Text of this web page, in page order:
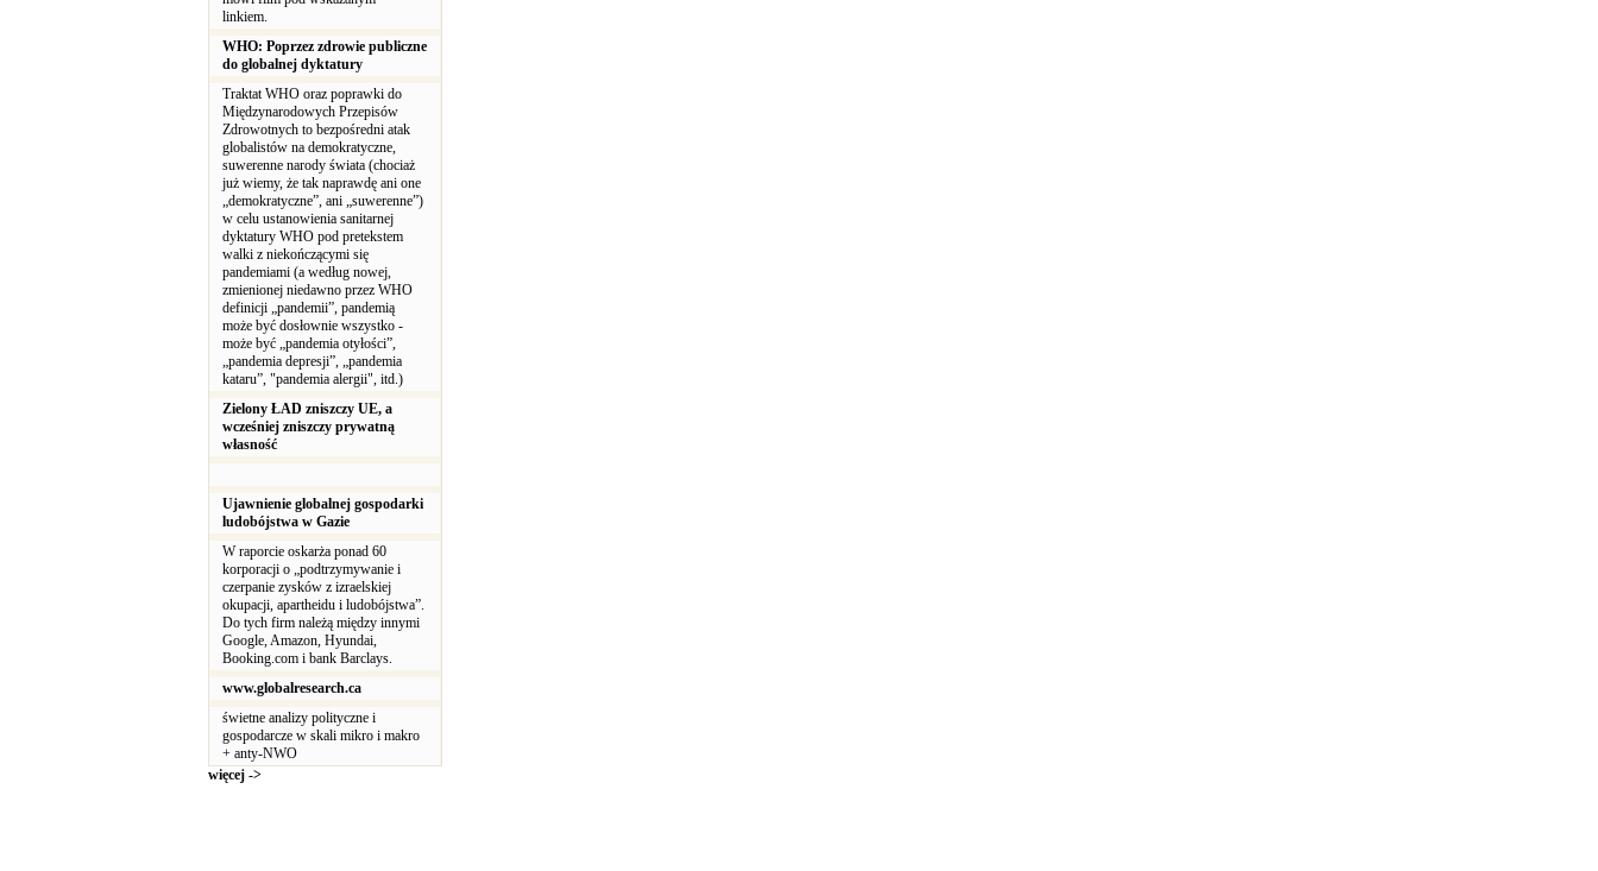
linkiem.
WHO: Poprzez zdrowie publiczne
do globalnej dyktatury
Traktat WHO oraz poprawki do
Międzynarodowych Przepisów
Zdrowotnych to bezpośredni atak
globalistów na demokratyczne,
suwerenne narody świata (chociaż
już wiemy, że tak naprawdę ani one
„demokratyczne”, ani „suwerenne”)
w celu ustanowienia sanitarnej
dyktatury WHO pod pretekstem
walki z niekończącymi się
pandemiami (a według nowej,
zmienionej niedawno przez WHO
definicji „pandemii”, pandemią
może być dosłownie wszystko -
może być „pandemia otyłości”,
„pandemia depresji”, „pandemia
kataru”, "pandemia alergii", itd.)
Zielony ŁAD zniszczy UE, a
wcześniej zniszczy prywatną
własność
Ujawnienie globalnej gospodarki
ludobójstwa w Gazie
W raporcie oskarża ponad 60
korporacji o „podtrzymywanie i
czerpanie zysków z izraelskiej
okupacji, apartheidu i ludobójstwa”.
Do tych firm należą między innymi
Google, Amazon, Hyundai,
Booking.com i bank Barclays.
www.globalresearch.ca
świetne analizy polityczne i
gospodarcze w skali mikro i makro
+ anty-NWO
więcej ->